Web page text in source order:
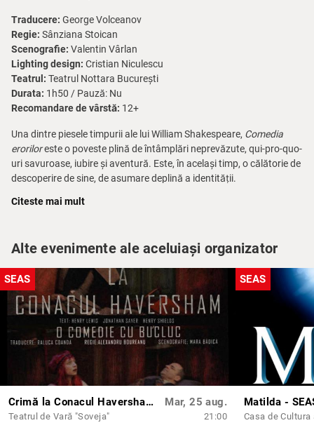
Traducere: George Volceanov
Regie: Sânziana Stoican
Scenografie: Valentin Vârlan
Lighting design: Cristian Niculescu
Teatrul: Teatrul Nottara București
Durata: 1h50 / Pauză: Nu
Recomandare de vârstă: 12+
Una dintre piesele timpurii ale lui William Shakespeare, Comedia
eroriloreste o poveste plină de întâmplări neprevăzute, qui-pro-quo-
uri savuroase, iubire și aventură. Este, în același timp, o călătorie de
descoperire de sine, de asumare deplină a identității.
Comedia erorilora avut prima reprezentație în decembrie 1594, la
dramaturg are la bază comedia lui PlautMenechmi, povestea
Gustul epocii nu cerea povești „originale”, ci teme îndrăgite și bine
cunoscute publicului, care să fie repovestite și dezvoltate cu
măiestrie. Shakespeare adaugă alt dublu, cel al servitorilor gemeni,
creează adevărate tipologii umane, universale, realizând o sinteză
originală între comedia clasică latină și teatrul renascentist
elisabetan.
Distribuție:
Dromio din Efes, Dromio din Siracuza: Tudor Cucu Dumitrescu
Adriana: Ana Radu
Citeste mai mult
Alte evenimente ale aceluiași organizator
SEAS
Crimă la Conacul Haversham - SEAS 2026
Teatrul de Vară "Soveja"
Mar, 25 aug.
21:00
SEAS
Matilda -